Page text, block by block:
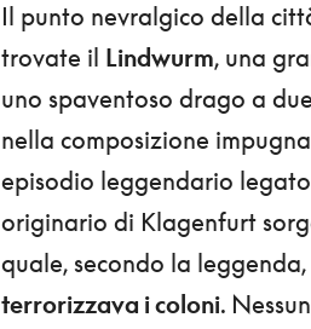
Il punto nevralgico della
trovate il Lindwurm, una
uno spaventoso drago a
nella composizione
episodio leggendario
originario di Klagenfurt
quale, secondo la leggenda,
terrorizzava i coloni.